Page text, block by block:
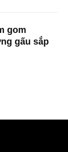
gom
gấu sắp